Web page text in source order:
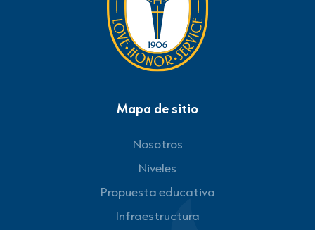
Mapa de sitio
Nosotros
Niveles
Propuesta educativa
Infraestructura